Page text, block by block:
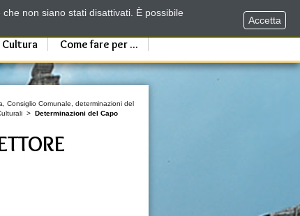
Cultura Come fare per ...
Consiglio Comunale, determinazioni del
>Determinazioni del Capo
che non siano stati disattivati. È possibile
Accetta